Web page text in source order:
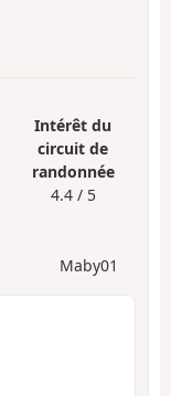
Intérêt du
circuit de
randonnée
4.4 / 5
Maby01